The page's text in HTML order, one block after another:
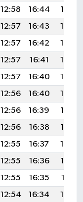
12:58 16:44
19:47
12:57 16:43
19:45
12:57 16:42
19:43
12:57 16:41
19:42
12:57 16:40
19:40
12:56 16:40
19:39
12:56 16:39
19:37
12:56 16:38
19:36
12:55 16:37
19:34
12:55 16:36
19:32
12:55 16:35
19:31
12:54 16:34
19:29